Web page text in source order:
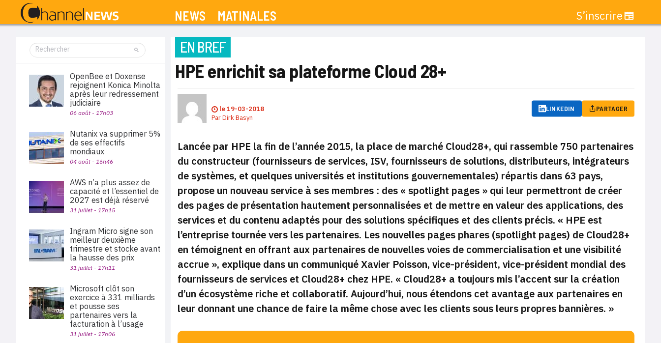
NEWS MATINALES S’inscrire
EN BREF
HPE enrichit sa plateforme Cloud 28+
le19-03-2018
ParDirk Basyn
LINKEDIN PARTAGER
Lancée par HPE la fin de l’année 2015, la place de marché Cloud28+, qui rassemble 750 partenaires
du constructeur (fournisseurs de services, ISV, fournisseurs de solutions, distributeurs, intégrateurs
de systèmes, et quelques universités et institutions gouvernementales) répartis dans 63 pays,
propose un nouveau service à ses membres : des « spotlight pages » qui leur permettront de créer
des pages de présentation hautement personnalisées et de mettre en valeur des applications, des
services et du contenu adaptés pour des solutions spécifiques et des clients précis. « HPE est
l’entreprise tournée vers les partenaires. Les nouvelles pages phares (spotlight pages) de Cloud28+
en témoignent en offrant aux partenaires de nouvelles voies de commercialisation et une visibilité
accrue », explique dans un communiqué Xavier Poisson, vice-président, vice-président mondial des
fournisseurs de services et Cloud28+ chez HPE. « Cloud28+ a toujours mis l’accent sur la création
d’un écosystème riche et collaboratif. Aujourd’hui, nous étendons cet avantage aux partenaires en
leur donnant une chance de faire la même chose avec les clients sous leurs propres bannières. »
OpenBee et Doxense
rejoignent Konica Minolta
après leur redressement
judiciaire
06 août - 17h03
Nutanix va supprimer 5%
de ses effectifs
mondiaux
04 août - 16h46
AWS n’a plus assez de
capacité et l’essentiel de
2027 est déjà réservé
31 juillet - 17h15
Ingram Micro signe son
meilleur deuxième
trimestre et stocke avant
la hausse des prix
31 juillet - 17h11
Microsoft clôt son
exercice à 331 milliards
et pousse ses
partenaires vers la
facturation à l’usage
31 juillet - 17h06